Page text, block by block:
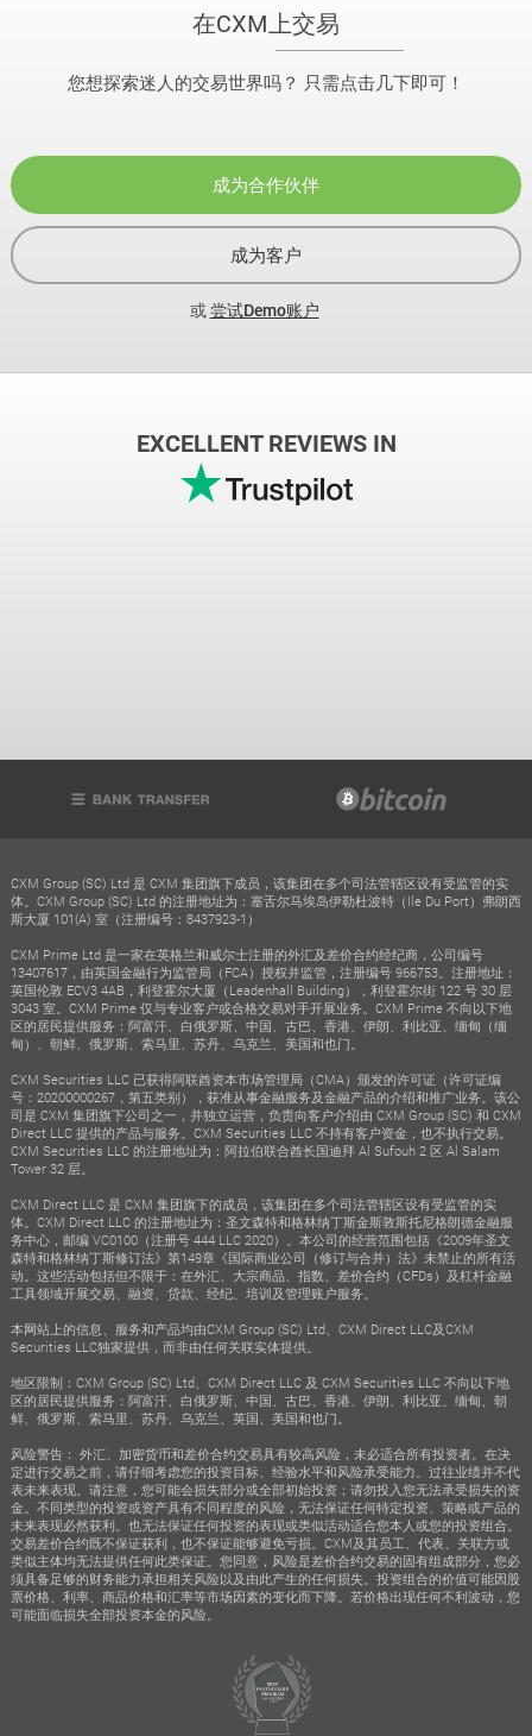
在CXM上交易
您想探索迷人的交易世界吗？ 只需点击几下即可！
成为合作伙伴
成为客户
或尝试Demo账户
EXCELLENT REVIEWS IN
CXM Group (SC) Ltd 是 CXM 集团旗下成员，该集团在多个司法管辖区设有受监管的实
体。CXM Group (SC) Ltd 的注册地址为：塞舌尔马埃岛伊勒杜波特（Ile Du Port）弗朗西
斯大厦 101(A) 室（注册编号：8437923-1）
CXM Prime Ltd 是一家在英格兰和威尔士注册的外汇及差价合约经纪商，公司编号
13407617，由英国金融行为监管局（FCA）授权并监管，注册编号 966753。注册地址：
英国伦敦 ECV3 4AB，利登霍尔大厦（Leadenhall Building），利登霍尔街 122 号 30 层
3043 室。CXM Prime 仅与专业客户或合格交易对手开展业务。CXM Prime 不向以下地
区的居民提供服务：阿富汗、白俄罗斯、中国、古巴、香港、伊朗、利比亚、缅甸（缅
甸）、朝鲜、俄罗斯、索马里、苏丹、乌克兰、美国和也门。
CXM Securities LLC 已获得阿联酋资本市场管理局（CMA）颁发的许可证（许可证编
号：20200000267，第五类别），获准从事金融服务及金融产品的介绍和推广业务。该公
司是 CXM 集团旗下公司之一，并独立运营，负责向客户介绍由 CXM Group (SC) 和 CXM
Direct LLC 提供的产品与服务。CXM Securities LLC 不持有客户资金，也不执行交易。
CXM Securities LLC 的注册地址为：阿拉伯联合酋长国迪拜 Al Sufouh 2 区 Al Salam
Tower 32 层。
CXM Direct LLC 是 CXM 集团旗下的成员，该集团在多个司法管辖区设有受监管的实
体。CXM Direct LLC 的注册地址为：圣文森特和格林纳丁斯金斯敦斯托尼格朗德金融服
务中心，邮编 VC0100（注册号 444 LLC 2020）。本公司的经营范围包括《2009年圣文
森特和格林纳丁斯修订法》第149章《国际商业公司（修订与合并）法》未禁止的所有活
动。这些活动包括但不限于：在外汇、大宗商品、指数、差价合约（CFDs）及杠杆金融
工具领域开展交易、融资、贷款、经纪、培训及管理账户服务。
本网站上的信息、服务和产品均由CXM Group (SC) Ltd、CXM Direct LLC及CXM
Securities LLC独家提供，而非由任何关联实体提供。
地区限制：CXM Group (SC) Ltd、CXM Direct LLC 及 CXM Securities LLC 不向以下地
区的居民提供服务：阿富汗、白俄罗斯、中国、古巴、香港、伊朗、利比亚、缅甸、朝
鲜、俄罗斯、索马里、苏丹、乌克兰、英国、美国和也门。
风险警告： 外汇、加密货币和差价合约交易具有较高风险，未必适合所有投资者。在决
定进行交易之前，请仔细考虑您的投资目标、经验水平和风险承受能力。过往业绩并不代
表未来表现。请注意，您可能会损失部分或全部初始投资；请勿投入您无法承受损失的资
金。不同类型的投资或资产具有不同程度的风险，无法保证任何特定投资、策略或产品的
未来表现必然获利。也无法保证任何投资的表现或类似活动适合您本人或您的投资组合。
交易差价合约既不保证获利，也不保证能够避免亏损。CXM及其员工、代表、关联方或
类似主体均无法提供任何此类保证。您同意，风险是差价合约交易的固有组成部分，您必
须具备足够的财务能力承担相关风险以及由此产生的任何损失。投资组合的价值可能因股
票价格、利率、商品价格和汇率等市场因素的变化而下降。若价格出现任何不利波动，您
可能面临损失全部投资本金的风险。